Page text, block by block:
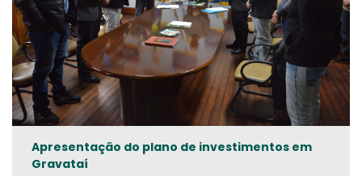
Apresentação do plano de investimentos em
Gravataí